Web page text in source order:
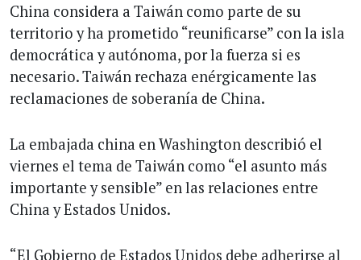
China considera a Taiwán como parte de su
territorio y ha prometido “reunificarse” con la isla
democrática y autónoma, por la fuerza si es
necesario. Taiwán rechaza enérgicamente las
reclamaciones de soberanía de China.
La embajada china en Washington describió el
viernes el tema de Taiwán como “el asunto más
importante y sensible” en las relaciones entre
China y Estados Unidos.
“El Gobierno de Estados Unidos debe adherirse al